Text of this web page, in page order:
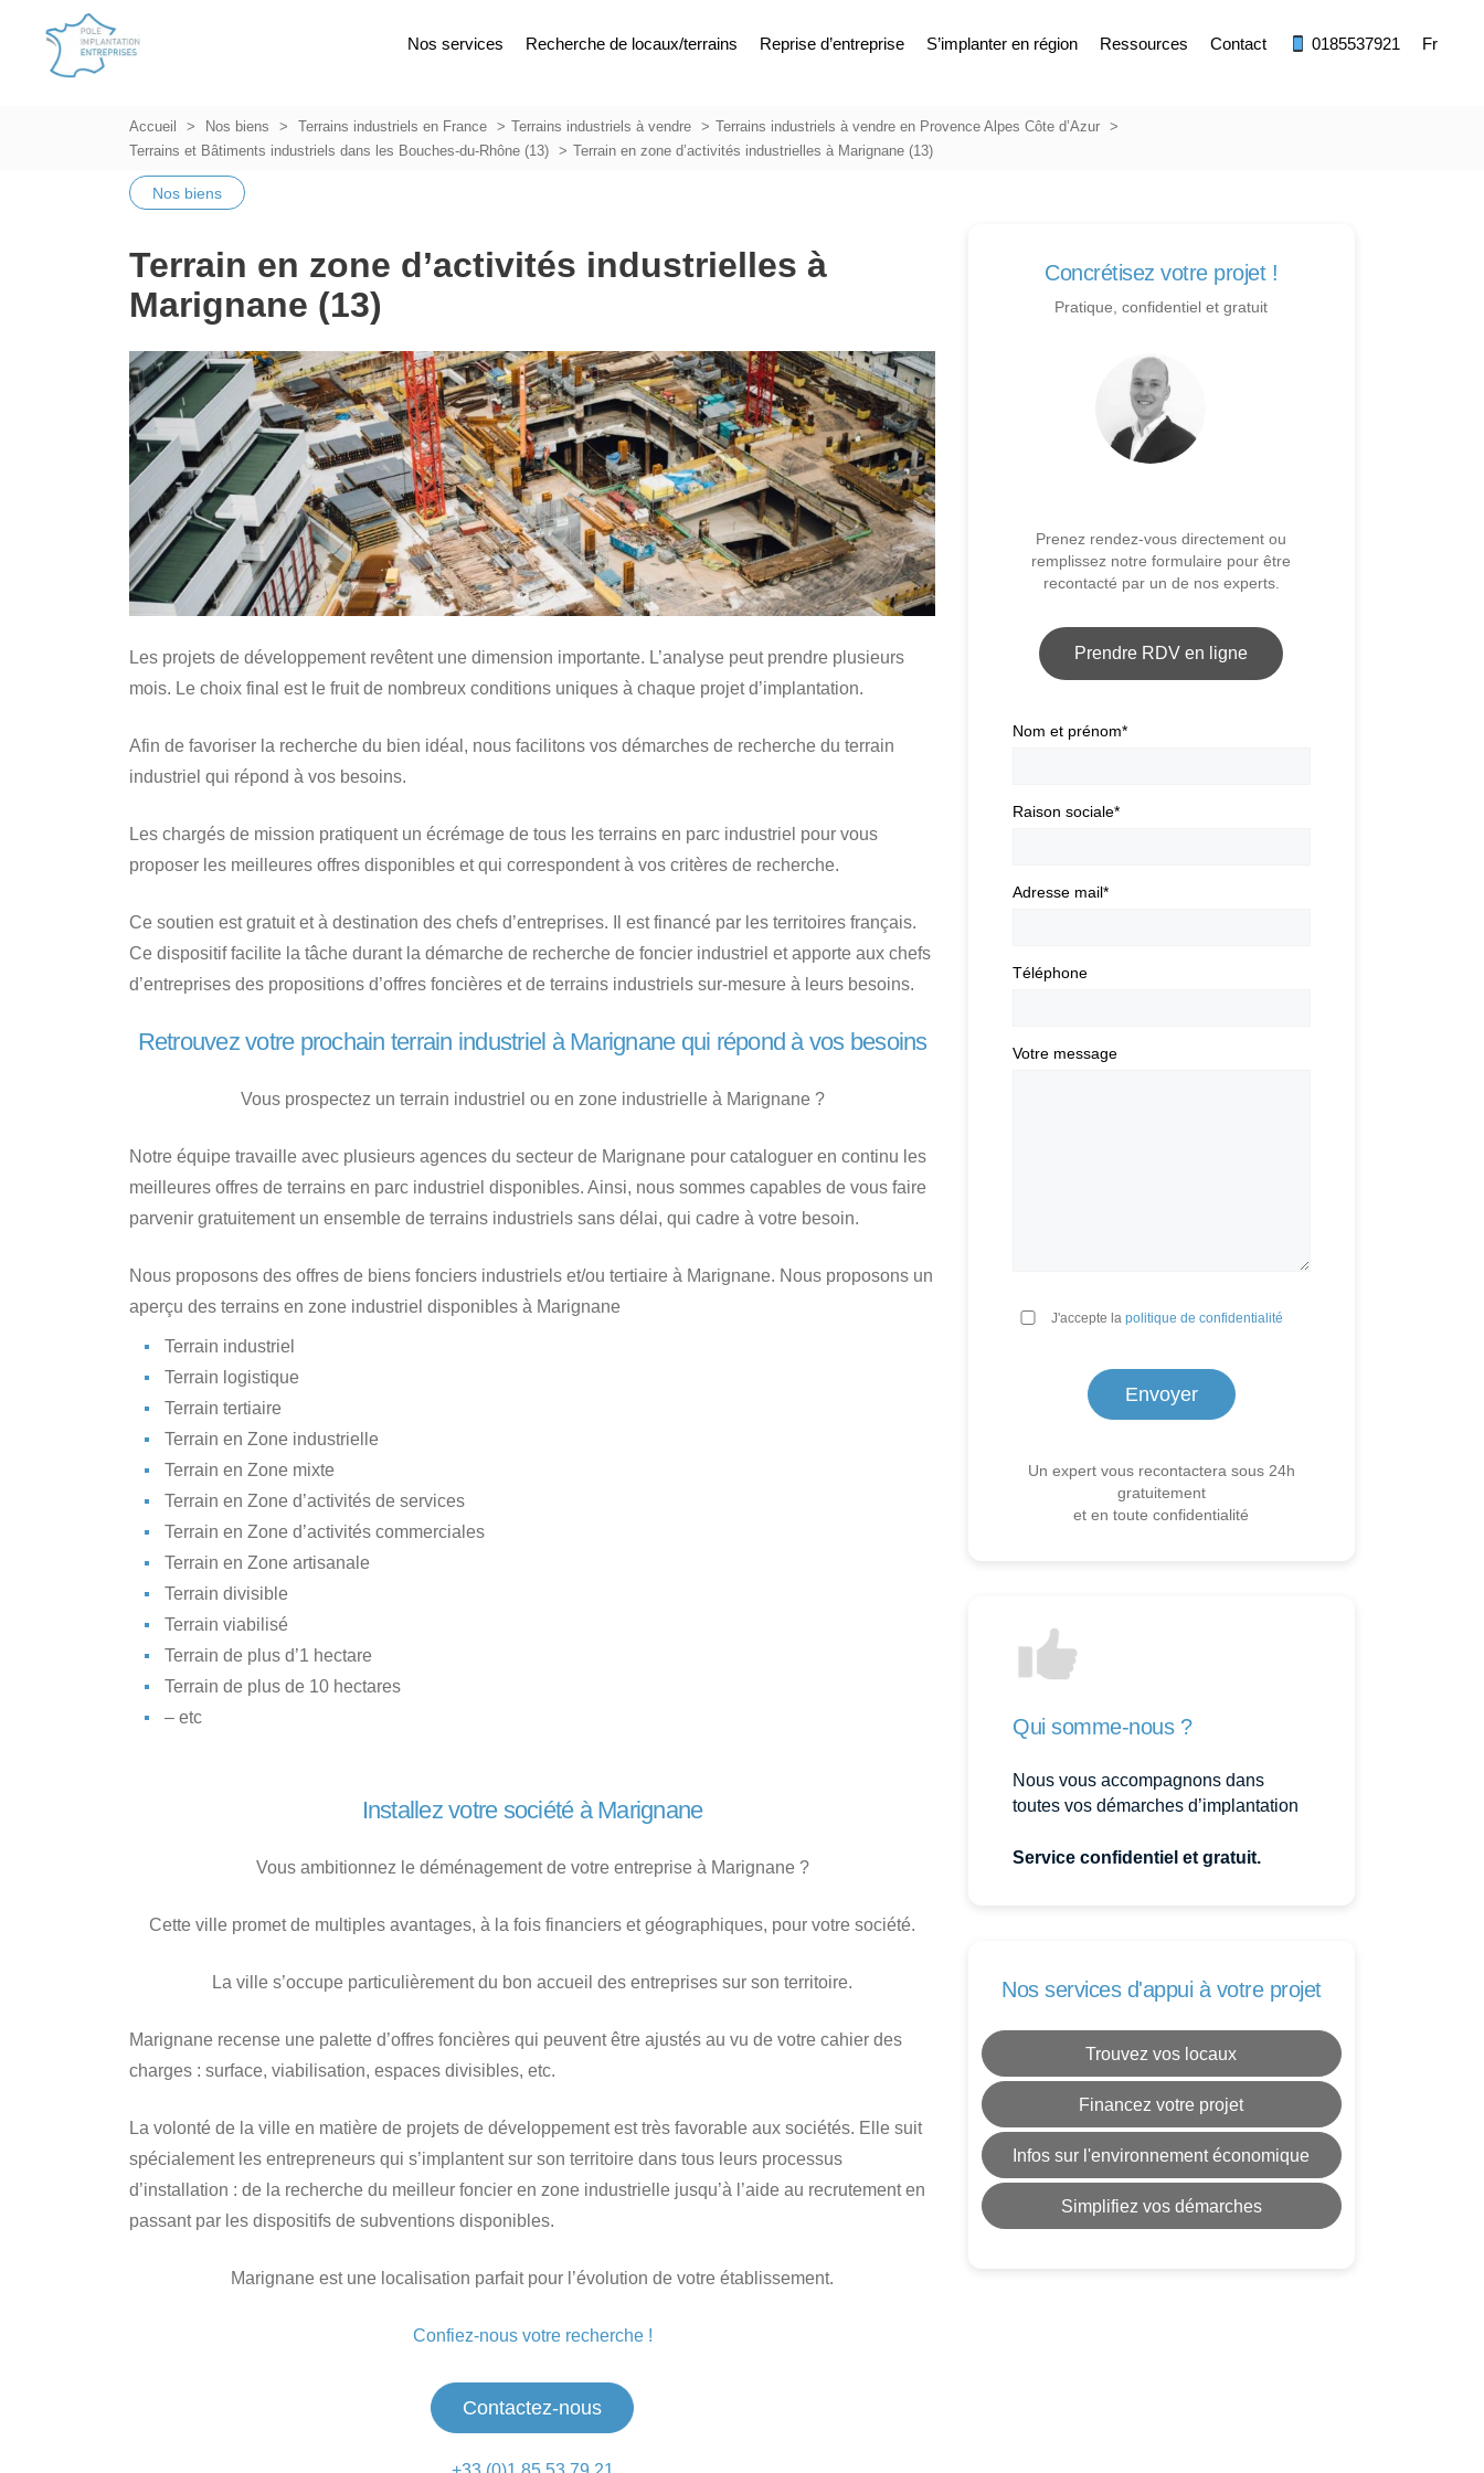
Nos services Recherche de locaux/terrains Reprise d’entreprise S’implanter en région Ressources Contact 0185537921 Fr
Accueil Nos biens Terrains industriels en France Terrains industriels à vendre
Terrains industriels à vendre en Provence Alpes Côte d’Azur
Terrains et Bâtiments industriels dans les Bouches-du-Rhône (13)
Terrain en zone d’activités industrielles à Marignane (13)
Nos biens
Terrain en zone d’activités industrielles à
Marignane (13)
Les projets de développement revêtent une dimension importante. L’analyse peut prendre plusieurs
mois. Le choix final est le fruit de nombreux conditions uniques à chaque projet d’implantation.
Afin de favoriser la recherche du bien idéal, nous facilitons vos démarches de recherche du terrain
industriel qui répond à vos besoins.
Les chargés de mission pratiquent un écrémage de tous les terrains en parc industriel pour vous
proposer les meilleures offres disponibles et qui correspondent à vos critères de recherche.
Ce soutien est gratuit et à destination des chefs d’entreprises. Il est financé par les territoires français.
Ce dispositif facilite la tâche durant la démarche de recherche de foncier industriel et apporte aux chefs
d’entreprises des propositions d’offres foncières et de terrains industriels sur-mesure à leurs besoins.
Retrouvez votre prochain terrain industriel à Marignane qui répond à vos besoins
Vous prospectez un terrain industriel ou en zone industrielle à Marignane ?
Notre équipe travaille avec plusieurs agences du secteur de Marignane pour cataloguer en continu les
meilleures offres de terrains en parc industriel disponibles. Ainsi, nous sommes capables de vous faire
parvenir gratuitement un ensemble de terrains industriels sans délai, qui cadre à votre besoin.
Nous proposons des offres de biens fonciers industriels et/ou tertiaire à Marignane. Nous proposons un
aperçu des terrains en zone industriel disponibles à Marignane
Terrain industriel
Terrain logistique
Terrain tertiaire
Terrain en Zone industrielle
Terrain en Zone mixte
Terrain en Zone d’activités de services
Terrain en Zone d’activités commerciales
Terrain en Zone artisanale
Terrain divisible
Terrain viabilisé
Terrain de plus d’1 hectare
Terrain de plus de 10 hectares
– etc
Installez votre société à Marignane
Vous ambitionnez le déménagement de votre entreprise à Marignane ?
Cette ville promet de multiples avantages, à la fois financiers et géographiques, pour votre société.
La ville s’occupe particulièrement du bon accueil des entreprises sur son territoire.
Marignane recense une palette d’offres foncières qui peuvent être ajustés au vu de votre cahier des
charges : surface, viabilisation, espaces divisibles, etc.
La volonté de la ville en matière de projets de développement est très favorable aux sociétés. Elle suit
spécialement les entrepreneurs qui s’implantent sur son territoire dans tous leurs processus
d’installation : de la recherche du meilleur foncier en zone industrielle jusqu’à l’aide au recrutement en
passant par les dispositifs de subventions disponibles.
Marignane est une localisation parfait pour l’évolution de votre établissement.
Confiez-nous votre recherche !
Contactez-nous
Concrétisez votre projet !
Pratique, confidentiel et gratuit
Prenez rendez-vous directement ou
remplissez notre formulaire pour être
recontacté par un de nos experts.
Prendre RDV en ligne
Nom et prénom*
Raison sociale*
Adresse mail*
Téléphone
Votre message
J'accepte la politique de confidentialité
Un expert vous recontactera sous 24h
gratuitement
et en toute confidentialité
Qui somme-nous ?
Nous vous accompagnons dans
toutes vos démarches d’implantation
Service confidentiel et gratuit.
Nos services d'appui à votre projet
Trouvez vos locaux
Financez votre projet
Infos sur l'environnement économique
Simplifiez vos démarches